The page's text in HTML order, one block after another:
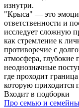
изнутри.
"Крыса" — это
ответственности и
исследует сложную
как стремление к
противоречие с
атмосфера, глубокие
неоднозначные
где проходит
которую приходится
Входит в подборки
Про семью и